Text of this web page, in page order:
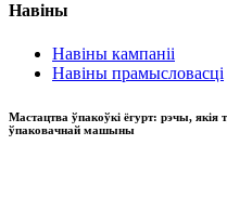
Навіны
Навіны кампаніі
Навіны прамысловасці
Мастацтва ўпакоўкі ёгурт: рэчы, якія
ўпаковачнай машыны